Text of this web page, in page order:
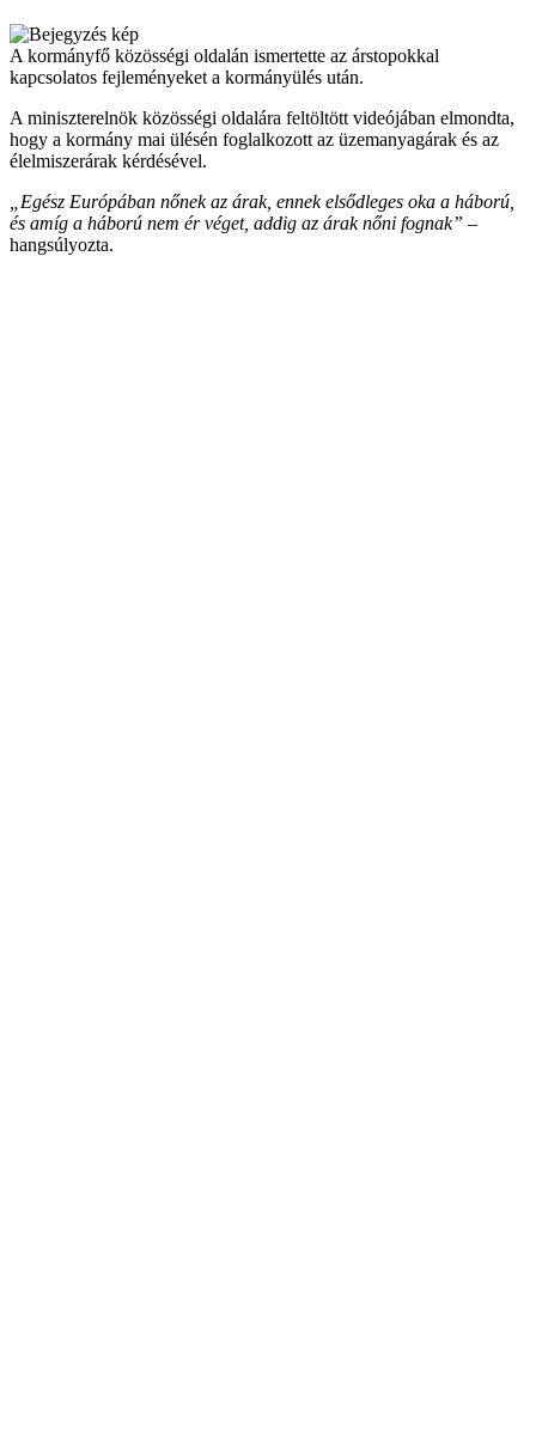
A kormányfő közösségi oldalán ismertette az árstopokkal
kapcsolatos fejleményeket a kormányülés után.
A miniszterelnök közösségi oldalára feltöltött videójában elmondta,
hogy a kormány mai ülésén foglalkozott az üzemanyagárak és az
élelmiszerárak kérdésével.
„Egész Európában nőnek az árak, ennek elsődleges oka a háború,
és amíg a háború nem ér véget, addig az árak nőni fognak” –
hangsúlyozta.